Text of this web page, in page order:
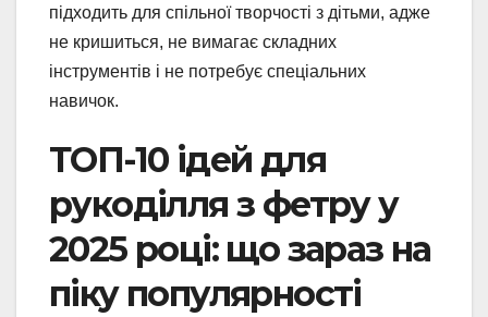
підходить для спільної творчості з дітьми, адже
не кришиться, не вимагає складних
інструментів і не потребує спеціальних
навичок.
ТОП-10 ідей для
рукоділля з фетру у
2025 році: що зараз на
піку популярності